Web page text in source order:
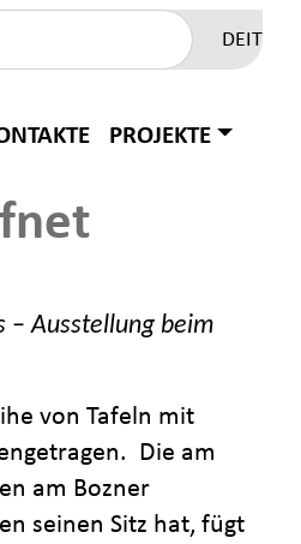
DEIT
PROJEKTE
­– Ausstellung beim
von Tafeln mit
Die am
am Bozner
seinen Sitz hat, fügt